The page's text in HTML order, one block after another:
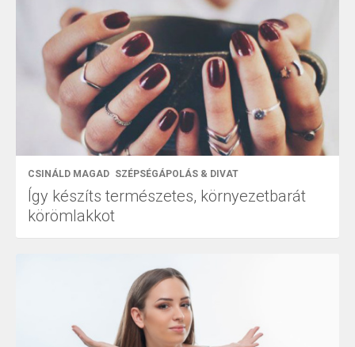
CSINÁLD MAGAD SZÉPSÉGÁPOLÁS & DIVAT
Így készíts természetes, környezetbarát
körömlakkot